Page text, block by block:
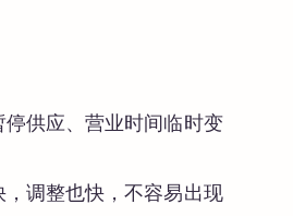
供应、营业时间临时变
调整也快，不容易出现